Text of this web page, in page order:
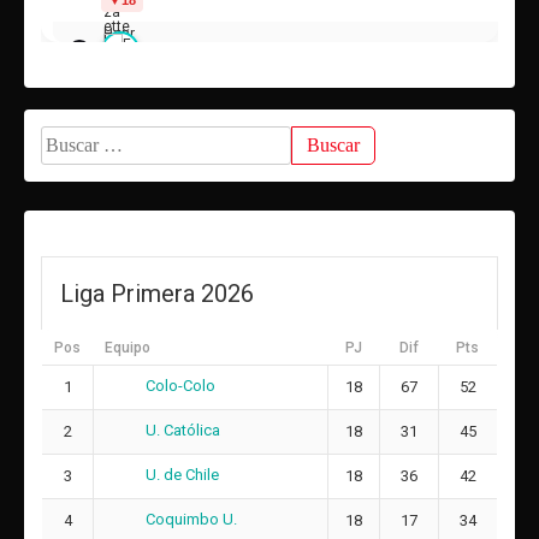
Marcela Alejandra Pérez García
Suplentes
Francisca Alondra Garrido Recabarren
Engerl Emilia Tais Pastrián Rubio
17
13 Catalina Martabit Monsalve 5
Daniela Antonieta Aguirre Coceres
Buscar:
Liga Primera 2026
Pos Equipo PJ Dif Pts
1 Colo-Colo 18 67 52
2 U. Católica 18 31 45
3 U. de Chile 18 36 42
4 Coquimbo U. 18 17 34